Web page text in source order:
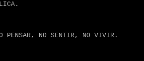
PENSAR, NO SENTIR, NO VIVIR.